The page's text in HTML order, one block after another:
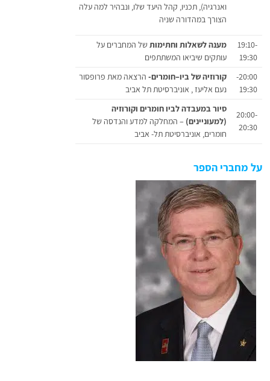
ואנרגיה), תכניו, קהל היעד שלו, ונבהיר למה עלה
הצורך במהדורה שניה
19:10-
19:30
מענה לשאלות וחתימותשל המחברים על
עותקים שיביאו המשתתפים
20:00-
19:30
קורוזיה של ביו–חומרים-הרצאה מאת פרופסור
נעם אליעז , אוניברסיטת תל אביב
20:00-
20:30
סיור במעבדה לביו חומרים וקורוזיה
(למעוניינים) – המחלקה למדע והנדסה של
חומרים, אוניברסיטת תל- אביב
על מחברי הספר